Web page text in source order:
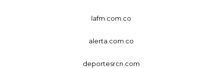
lafm.com.co
alerta.com.co
deportesrcn.com